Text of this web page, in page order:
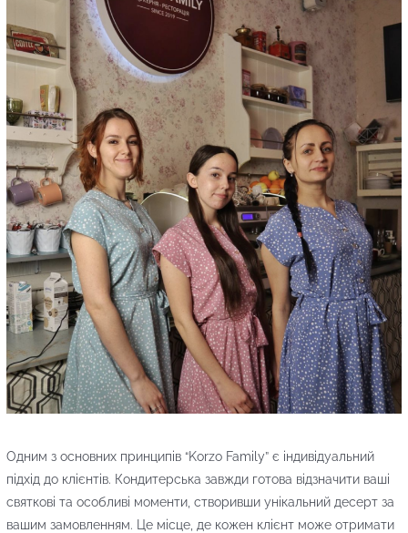
Одним з основних принципів “Korzo Family” є індивідуальний
підхід до клієнтів. Кондитерська завжди готова відзначити ваші
святкові та особливі моменти, створивши унікальний десерт за
вашим замовленням. Це місце, де кожен клієнт може отримати